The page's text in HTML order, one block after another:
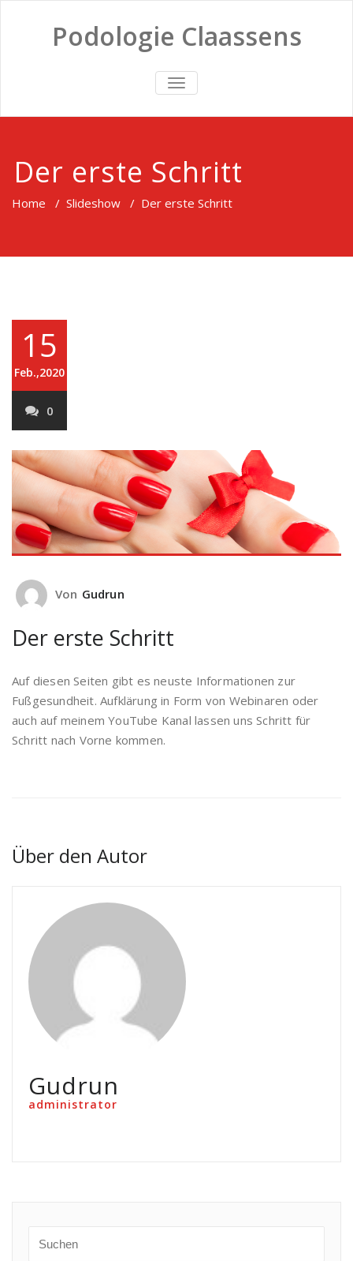
Podologie Claassens
TOGGLE
Der erste Schritt
Home / Slideshow / Der erste Schritt
15
Feb.,2020
0
Von Gudrun
Der erste Schritt
Auf diesen Seiten gibt es neuste Informationen zur
Fußgesundheit. Aufklärung in Form von Webinaren oder
auch auf meinem YouTube Kanal lassen uns Schritt für
Schritt nach Vorne kommen.
Über den Autor
Gudrun
administrator